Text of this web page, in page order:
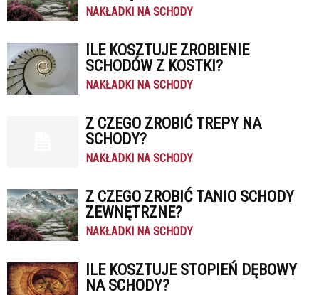
NAKŁADKI NA SCHODY
ILE KOSZTUJE ZROBIENIE
SCHODÓW Z KOSTKI?
NAKŁADKI NA SCHODY
Z CZEGO ZROBIĆ TREPY NA
SCHODY?
NAKŁADKI NA SCHODY
Z CZEGO ZROBIĆ TANIO SCHODY
ZEWNĘTRZNE?
NAKŁADKI NA SCHODY
ILE KOSZTUJE STOPIEŃ DĘBOWY
NA SCHODY?